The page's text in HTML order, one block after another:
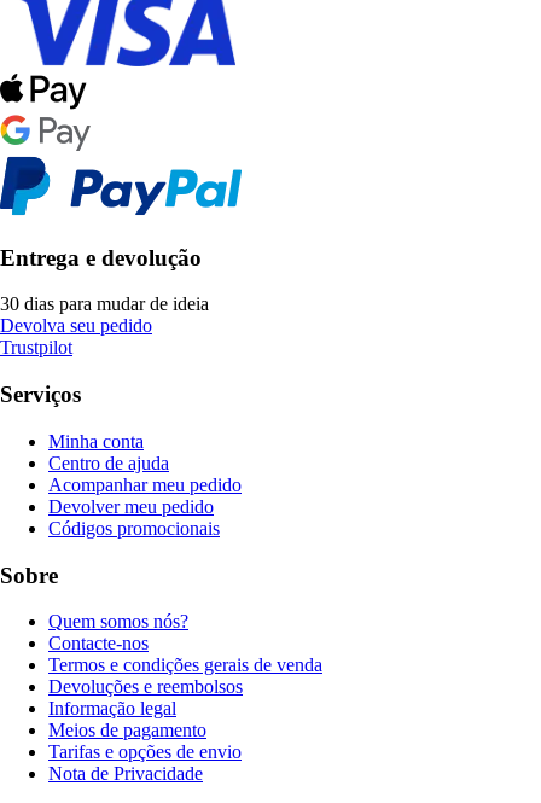
Entrega e devolução
30 dias para mudar de ideia
Devolva seu pedido
Trustpilot
Serviços
Minha conta
Centro de ajuda
Acompanhar meu pedido
Devolver meu pedido
Códigos promocionais
Sobre
Quem somos nós?
Contacte-nos
Termos e condições gerais de venda
Devoluções e reembolsos
Informação legal
Meios de pagamento
Tarifas e opções de envio
Nota de Privacidade